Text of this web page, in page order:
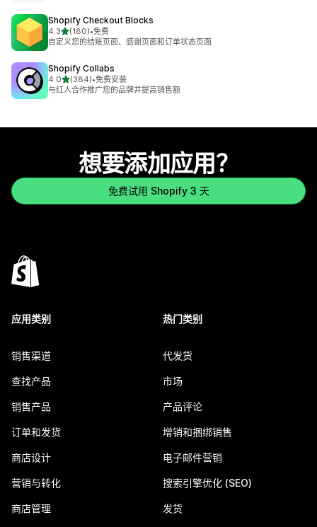
Shopify Checkout Blocks
4.3星（满分 5 星）
(180)
总共 180 条评论
•免费
自定义您的结账页面、感谢页面和订单状态页面
Shopify Collabs
4.0星（满分 5 星）
(384)
总共 384 条评论
•免费安装
与红人合作推广您的品牌并提高销售额
想要添加应用？
免费试用 Shopify 3 天
应用类别
销售渠道
查找产品
销售产品
订单和发货
商店设计
营销与转化
商店管理
热门类别
代发货
市场
产品评论
增销和捆绑销售
电子邮件营销
搜索引擎优化 (SEO)
发货